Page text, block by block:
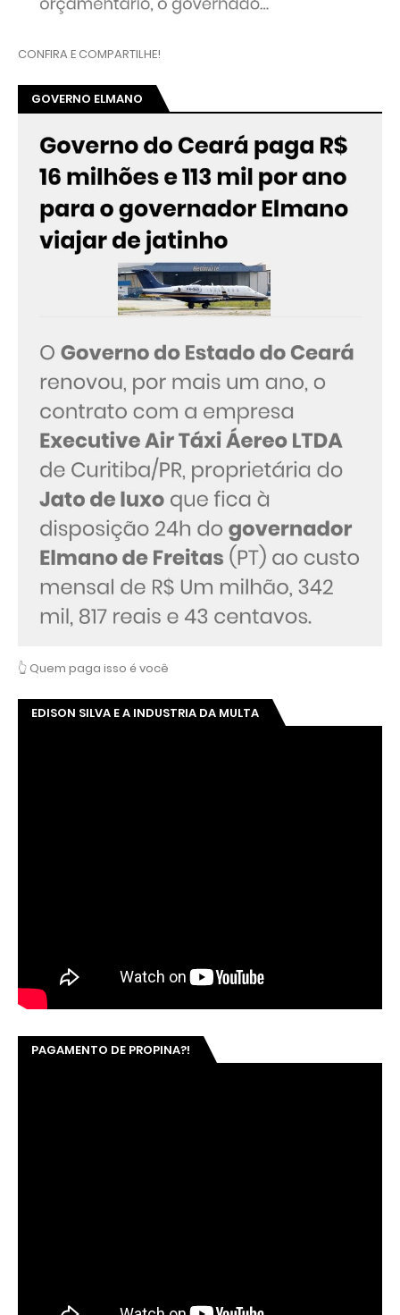
CONFIRA E COMPARTILHE!
GOVERNO ELMANO
👆 Quem paga isso é você
EDISON SILVA E A INDUSTRIA DA MULTA
PAGAMENTO DE PROPINA?!